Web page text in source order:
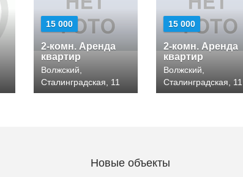
15 000
2-комн. Аренда
квартир
Волжский,
Сталинградская, 11
15 000
2-комн. Аренда
квартир
Волжский,
Сталинградская, 11
Новые объекты